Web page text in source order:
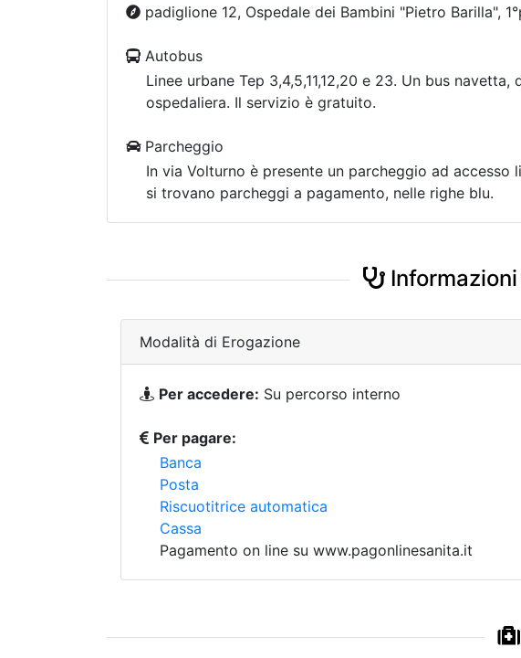
padiglione 12, Ospedale dei Bambini "Pietro Barilla",
Autobus
Linee urbane Tep 3,4,5,11,12,20 e 23. Un bus
ospedaliera. Il servizio è gratuito.
Parcheggio
In via Volturno è presente un parcheggio ad
si trovano parcheggi a pagamento, nelle righe blu.
Modalità di Erogazione
Per accedere: Su percorso interno
Per pagare:
Banca
Posta
Riscuotitrice automatica
Cassa
Pagamento on line su www.pagonlinesanita.it